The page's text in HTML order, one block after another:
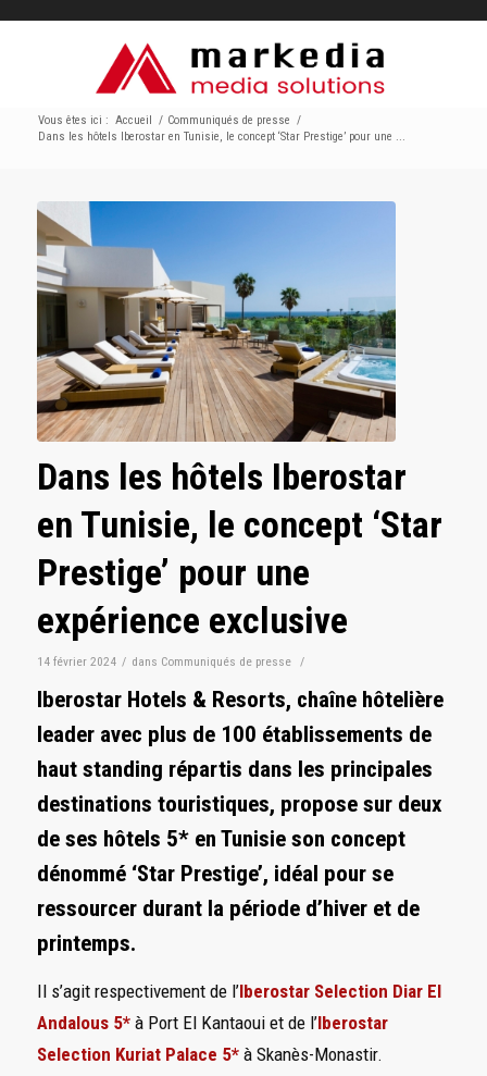
Vous êtes ici : Accueil / Communiqués de presse /
Dans les hôtels Iberostar en Tunisie, le concept ‘Star Prestige’ pour une ...
Dans les hôtels Iberostar
en Tunisie, le concept ‘Star
Prestige’ pour une
expérience exclusive
14 février 2024 / dans Communiqués de presse /
Iberostar Hotels & Resorts, chaîne hôtelière
leader avec plus de 100 établissements de
haut standing répartis dans les principales
destinations touristiques, propose sur deux
de ses hôtels 5* en Tunisie son concept
dénommé ‘Star Prestige’, idéal pour se
ressourcer durant la période d’hiver et de
printemps.
Il s’agit respectivement de l’Iberostar Selection Diar El
Andalous 5* à Port El Kantaoui et de l’Iberostar
Selection Kuriat Palace 5* à Skanès-Monastir.